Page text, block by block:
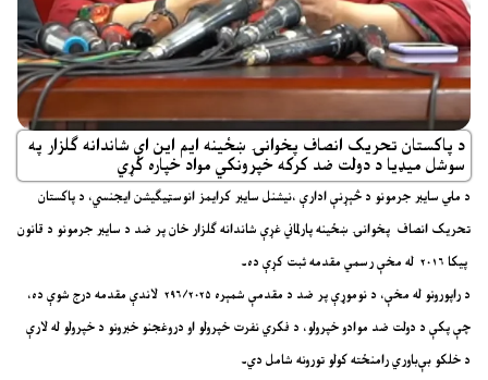
د پاکستان تحریک انصاف پخوانۍ ښځینه ایم این اې شاندانه ګلزار په
سوشل میډیا د دولت ضد کرکه خپرونکي مواد خپاره کړي
تحریک انصاف پخوانۍ ښځینه پارلماني غړې شاندانه ګلزار خان پر ضد د سایبر جرمونو د قانون
پیکا ۲۰۱۶ له مخې رسمي مقدمه ثبت کړې ده۔
د راپورونو له مخې، د نوموړې پر ضد د مقدمې شمېره ۲۹۶/۲۰۲۵ لاندې مقدمه درج شوې ده،
چې پکې د دولت ضد موادو خپرولو، د فکري نفرت خپرولو او دروغجنو خبرونو د خپرولو له لارې
د خلکو بې‌باوري رامنځته کولو تورونه شامل دي۔